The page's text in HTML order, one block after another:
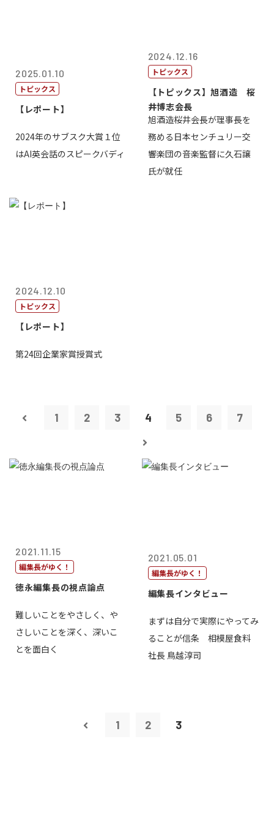
2025.01.10
トピックス
【レポート】
2024年のサブスク大賞１位
はAI英会話のスピークバディ
2024.12.16
トピックス
【トピックス】旭酒造 桜
井博志会長
旭酒造桜井会長が理事長を
務める日本センチュリー交
響楽団の音楽監督に久石譲
氏が就任
2024.12.10
トピックス
【レポート】
第24回企業家賞授賞式
1 2 3 4 5 6 7
2021.11.15
編集長がゆく！
徳永編集長の視点論点
難しいことをやさしく、や
さしいことを深く、深いこ
とを面白く
2021.05.01
編集長がゆく！
編集長インタビュー
まずは自分で実際にやってみ
ることが信条 相模屋食料
社長 鳥越淳司
1 2 3